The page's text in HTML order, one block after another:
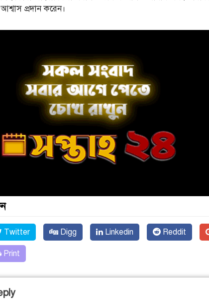
প্রদান করেন।
Twitter Digg Linkedin Reddit
Print